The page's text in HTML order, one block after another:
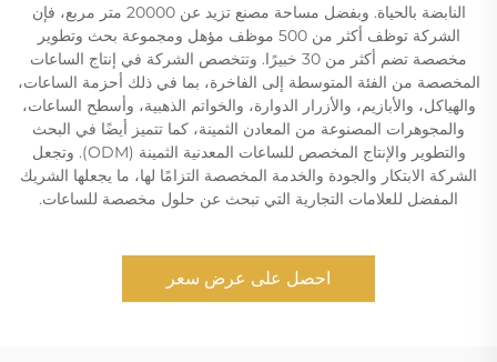
النابضة بالحياة. وبفضل مساحة مصنع تزيد عن 20000 متر مربع، فإن
الشركة توظف أكثر من 500 موظف مؤهل ومجموعة بحث وتطوير
مخصصة تضم أكثر من 30 خبيرًا. وتتخصص الشركة في إنتاج الساعات
المخصصة من الفئة المتوسطة إلى الفاخرة، بما في ذلك أحزمة الساعات،
والهياكل، والأبازيم، والأزرار الدوارة، والخواتم الذهبية، وأسطح الساعات،
والمجوهرات المصنوعة من المعادن الثمينة، كما تتميز أيضًا في البحث
والتطوير والإنتاج المخصص للساعات المعدنية الثمينة (ODM). وتجعل
الشركة الابتكار والجودة والخدمة المخصصة التزامًا لها، ما يجعلها الشريك
المفضل للعلامات التجارية التي تبحث عن حلول مخصصة للساعات.
احصل على عرض سعر